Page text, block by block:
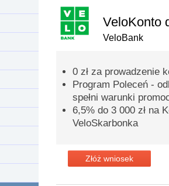
VeloKonto
VeloBank
0 zł za prowadzenie
Program Poleceń -
spełni warunki
6,5% do 3 000 zł na
VeloSkarbonka
Złóż wniosek